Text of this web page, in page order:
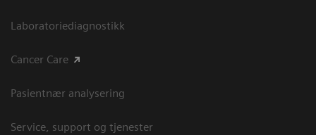
Laboratoriediagnostikk
Cancer Care
Pasientnær analysering
Service, support og tjenester